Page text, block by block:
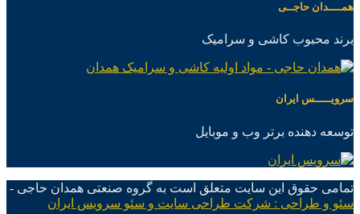
همــــدان حاجــی
برند محبوب کاشی و سرامیک
سرویـــــس ایران
توسعه دهنده برتر وب و موبایل
تمامی حقوق این سایت متعلق است به گروه صنعتی همدان حاجی -
سئو و طراحی : شرکت طراحی سایت و سئو سرویس ایران